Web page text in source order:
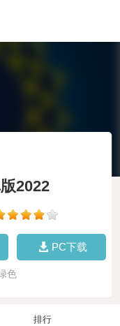
2022
PC下载
色
排行